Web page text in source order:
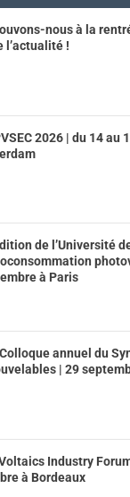
nous à la
l’actualité !
2026 | du 14 au
de l’Université
à Paris
annuel du
| 29
Industry
à Bordeaux